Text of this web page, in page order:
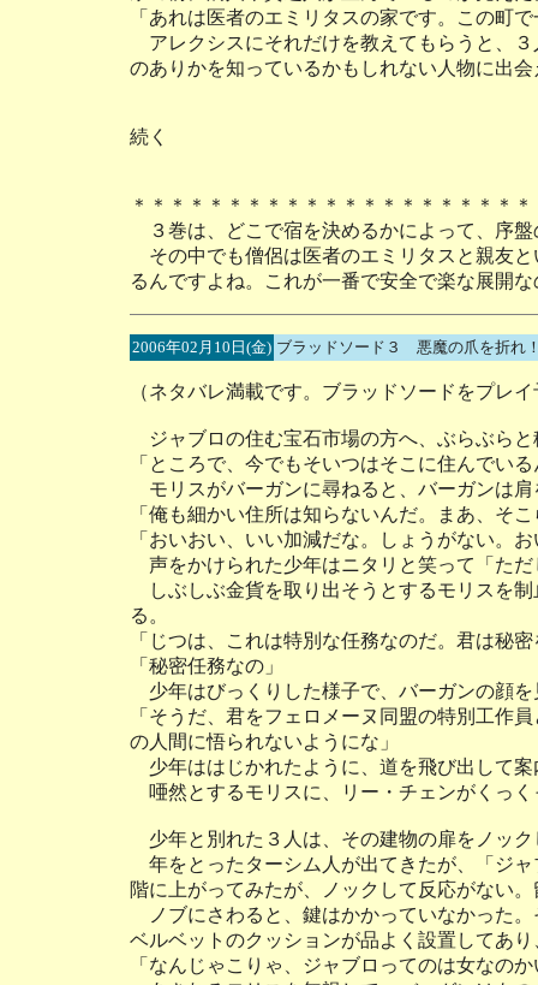
「あれは医者のエミリタスの家です。この町
アレクシスにそれだけを教えてもらうと、
のありかを知っているかもしれない人物に出会
続く
＊＊＊＊＊＊＊＊＊＊＊＊＊＊＊＊＊＊＊＊
３巻は、どこで宿を決めるかによって、序
その中でも僧侶は医者のエミリタスと親友
るんですよね。これが一番で安全で楽な展開
2006年02月10日(金) ブラッドソード３ 悪魔の爪を折れ
（ネタバレ満載です。ブラッドソードをプレ
ジャブロの住む宝石市場の方へ、ぶらぶらと
「ところで、今でもそいつはそこに住んでい
モリスがバーガンに尋ねると、バーガンは肩
「俺も細かい住所は知らないんだ。まあ、そ
「おいおい、いい加減だな。しょうがない。
声をかけられた少年はニタリと笑って「た
しぶしぶ金貨を取り出そうとするモリスを
る。
「じつは、これは特別な任務なのだ。君は秘
「秘密任務なの」
少年はびっくりした様子で、バーガンの顔を
「そうだ、君をフェロメーヌ同盟の特別工作
の人間に悟られないようにな」
少年ははじかれたように、道を飛び出して案
唖然とするモリスに、リー・チェンがくっく
少年と別れた３人は、その建物の扉をノック
年をとったターシム人が出てきたが、「ジ
階に上がってみたが、ノックして反応がない
ノブにさわると、鍵はかかっていなかった
ベルベットのクッションが品よく設置してあ
「なんじゃこりゃ、ジャブロってのは女なのか